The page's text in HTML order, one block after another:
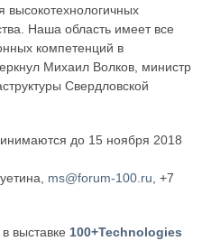
высокотехнологичных
Наша область имеет все
компетенций в
Михаил Волков, министр
Свердловской
до 15 ноября 2018
ms@forum-100.ru , +7
выставке 100+Technologies